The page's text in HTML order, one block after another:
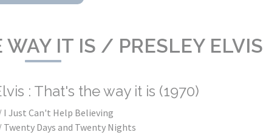
WAY IT IS / PRESLEY ELVIS
: That's the way it is (1970)
I Just Can't Help Believing
Twenty Days and Twenty Nights